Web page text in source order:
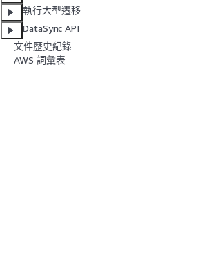
執行大型遷移
DataSync API
文件歷史紀錄
AWS 詞彙表